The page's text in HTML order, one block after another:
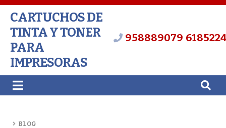
CARTUCHOS DE
TINTA Y TONER
PARA
IMPRESORAS
958889079
BLOG